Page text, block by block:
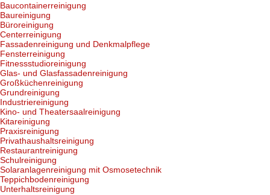
Baucontainerreinigung
Baureinigung
Büroreinigung
Centerreinigung
Fassadenreinigung und Denkmalpflege
Fensterreinigung
Fitnessstudioreinigung
Glas- und Glasfassadenreinigung
Großküchenreinigung
Grundreinigung
Industriereinigung
Kino- und Theatersaalreinigung
Kitareinigung
Praxisreinigung
Privathaushaltsreinigung
Restaurantreinigung
Schulreinigung
Solaranlagenreinigung mit Osmosetechnik
Teppichbodenreinigung
Unterhaltsreinigung